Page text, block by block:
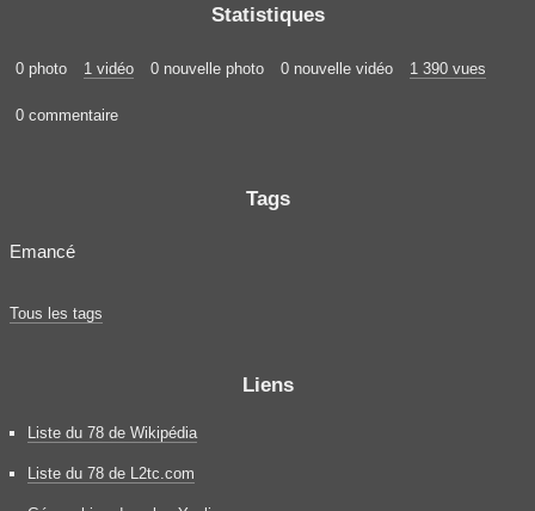
Statistiques
0 photo 1 vidéo 0 nouvelle photo 0 nouvelle vidéo 1 390 vues
0 commentaire
Tags
Emancé
Tous les tags
Liens
Liste du 78 de Wikipédia
Liste du 78 de L2tc.com